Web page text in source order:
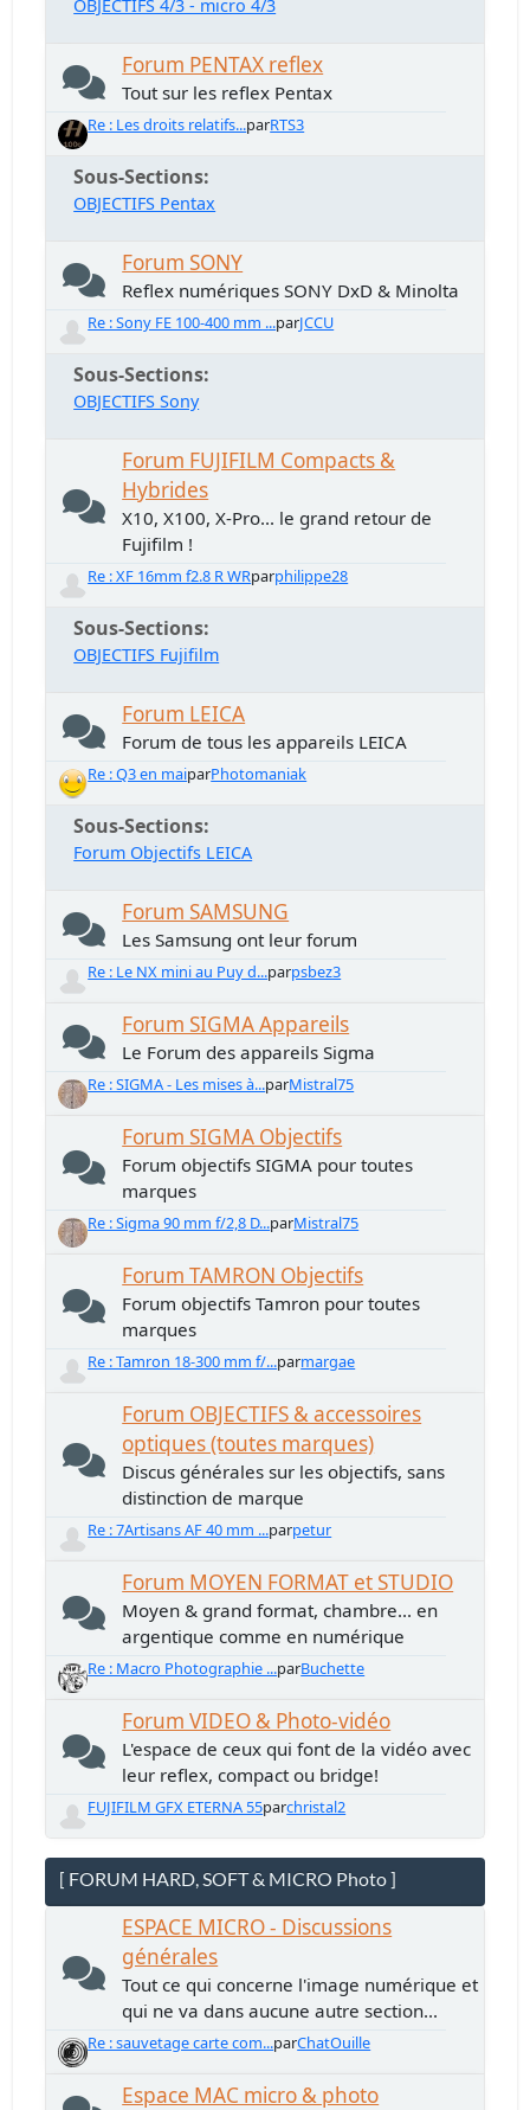
OBJECTIFS 4/3 - micro 4/3
Forum PENTAX reflex
Tout sur les reflex Pentax
Re : Les droits relatifs...parRTS3
Sous-Sections
OBJECTIFS Pentax
Forum SONY
Reflex numériques SONY DxD & Minolta
Re : Sony FE 100-400 mm ...parJCCU
Sous-Sections
OBJECTIFS Sony
Forum FUJIFILM Compacts &
Hybrides
X10, X100, X-Pro... le grand retour de
Fujifilm !
Re : XF 16mm f2.8 R WRparphilippe28
Sous-Sections
OBJECTIFS Fujifilm
Forum LEICA
Forum de tous les appareils LEICA
Re : Q3 en maiparPhotomaniak
Sous-Sections
Forum Objectifs LEICA
Forum SAMSUNG
Les Samsung ont leur forum
Re : Le NX mini au Puy d...parpsbez3
Forum SIGMA Appareils
Le Forum des appareils Sigma
Re : SIGMA - Les mises à...parMistral75
Forum SIGMA Objectifs
Forum objectifs SIGMA pour toutes
marques
Re : Sigma 90 mm f/2,8 D...parMistral75
Forum TAMRON Objectifs
Forum objectifs Tamron pour toutes
marques
Re : Tamron 18-300 mm f/...parmargae
Forum OBJECTIFS & accessoires
optiques (toutes marques)
Discus générales sur les objectifs, sans
distinction de marque
Re : 7Artisans AF 40 mm ...parpetur
Forum MOYEN FORMAT et STUDIO
Moyen & grand format, chambre... en
argentique comme en numérique
Re : Macro Photographie ...parBuchette
Forum VIDEO & Photo-vidéo
L'espace de ceux qui font de la vidéo avec
leur reflex, compact ou bridge!
FUJIFILM GFX ETERNA 55parchristal2
[ FORUM HARD, SOFT & MICRO Photo ]
ESPACE MICRO - Discussions
générales
Tout ce qui concerne l'image numérique et
qui ne va dans aucune autre section...
Re : sauvetage carte com...parChatOuille
Espace MAC micro & photo